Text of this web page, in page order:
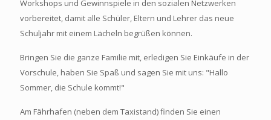
Workshops und Gewinnspiele in den sozialen Netzwerken
vorbereitet, damit alle Schüler, Eltern und Lehrer das neue
Schuljahr mit einem Lächeln begrüßen können.
Bringen Sie die ganze Familie mit, erledigen Sie Einkäufe in der
Vorschule, haben Sie Spaß und sagen Sie mit uns: "Hallo
Sommer, die Schule kommt!"
Am Fährhafen (neben dem Taxistand) finden Sie einen